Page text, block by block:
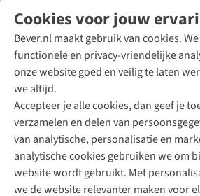
Cookies voor jouw
Bever.nl maakt gebruik van cookies.
functionele en privacy-vriendelijke
onze website goed en veilig te laten
we altijd.
Accepteer je alle cookies, dan geef je
verzamelen en delen van
van analytische, personalisatie en
analytische cookies gebruiken we om
website wordt gebruikt. Met
we de website relevanter maken voor
Direct advies van een
+31 (0)85 888 50 88
+31 6 12 28 49 80
Contactformulier